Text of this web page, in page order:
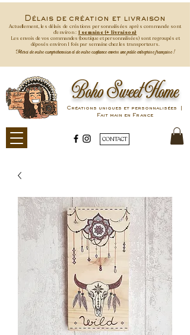
Délais de création et livraison
Actuellement, les délais de créations personnalisées après commande sont
d'environ : 1 semaine (+ livraison)
Les envois de vos commandes (boutique et personnalisées) sont regroupés et
déposés environ 1 fois par semainechez les transporteurs.
Merci de votre compréhension et de votre confiance envers une petite entreprise française !
Boho Sweet Home
Créations uniques et personnalisées |
Fait main en France
CONTACT